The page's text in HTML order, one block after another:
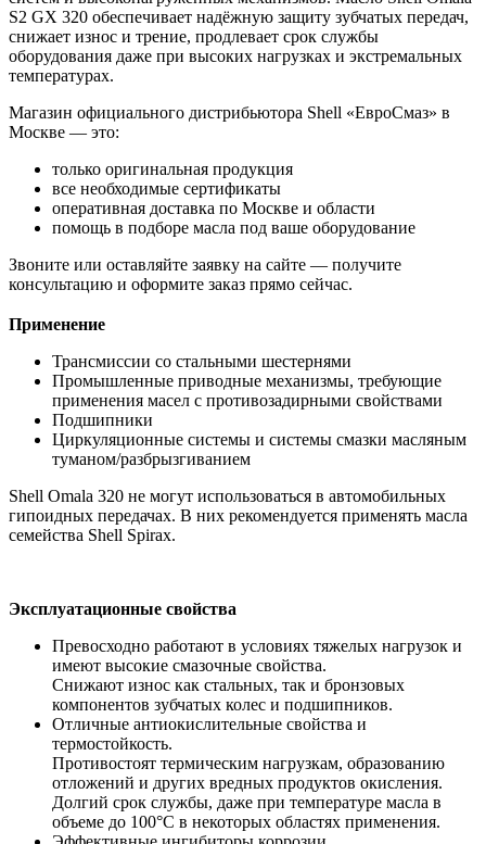
S2 GX 320 обеспечивает надёжную защиту зубчатых передач,
снижает износ и трение, продлевает срок службы
оборудования даже при высоких нагрузках и экстремальных
температурах.
Магазин официального дистрибьютора Shell «ЕвроСмаз» в
Москве — это:
только оригинальная продукция
все необходимые сертификаты
оперативная доставка по Москве и области
помощь в подборе масла под ваше оборудование
Звоните или оставляйте заявку на сайте — получите
консультацию и оформите заказ прямо сейчас.
Применение
Трансмиссии со стальными шестернями
Промышленные приводные механизмы, требующие
применения масел с противозадирными свойствами
Подшипники
Циркуляционные системы и системы смазки масляным
туманом/разбрызгиванием
Shell Omala 320 не могут использоваться в автомобильных
гипоидных передачах. В них рекомендуется применять масла
семейства Shell Spirax.
Эксплуатационные свойства
Превосходно работают в условиях тяжелых нагрузок и
имеют высокие смазочные свойства.
Снижают износ как стальных, так и бронзовых
компонентов зубчатых колес и подшипников.
Отличные антиокислительные свойства и
термостойкость.
Противостоят термическим нагрузкам, образованию
отложений и других вредных продуктов окисления.
Долгий срок службы, даже при температуре масла в
объеме до 100°C в некоторых областях применения.